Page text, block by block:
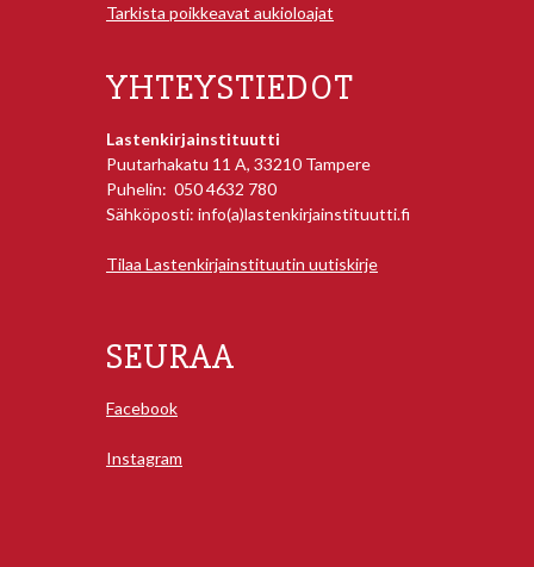
Tarkista poikkeavat aukioloajat
YHTEYSTIEDOT
Lastenkirjainstituutti
Puutarhakatu 11 A, 33210 Tampere
Puhelin: 050 4632 780
Sähköposti: info(a)lastenkirjainstituutti.fi
Tilaa Lastenkirjainstituutin uutiskirje
SEURAA
Facebook
Instagram